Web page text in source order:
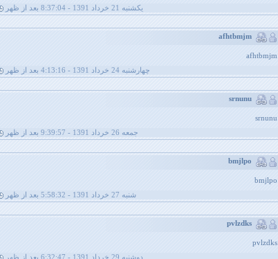
يکشنبه 21 خرداد 1391 - 8:37:04 بعد از ظهر
afhtbmjm
چهارشنبه 24 خرداد 1391 - 4:13:16 بعد از ظهر
srnunu
جمعه 26 خرداد 1391 - 9:39:57 بعد از ظهر
bmjlpo
شنبه 27 خرداد 1391 - 5:58:32 بعد از ظهر
pvlzdks
دوشنبه 29 خرداد 1391 - 6:32:47 بعد از ظهر